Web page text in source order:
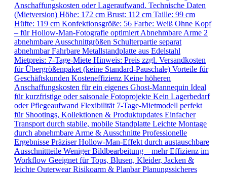
Anschaffungskosten oder Lageraufwand. Technische Daten
(Mietversion) Höhe: 172 cm Brust: 112 cm Taille: 99 cm
Hüfte: 119 cm Konfektionsgröße: 56 Farbe: Weiß Ohne Kopf
– für Hollow-Man-Fotografie optimiert Abnehmbare Arme 2
abnehmbare Ausschnittgrößen Schulterpartie separat
abnehmbar Fahrbare Metallstandplatte aus Edelstahl
Mietpreis: 7-Tage-Miete Hinweis: Preis zzgl. Versandkosten
für Übergrößenpaket (keine Standard-Pauschale) Vorteile für
Geschäftskunden Kosteneffizienz Keine höheren
Anschaffungskosten für ein eigenes Ghost-Mannequin Ideal
für kurzfristige oder saisonale Fotoprojekte Kein Lagerbedarf
oder Pflegeaufwand Flexibilität 7-Tage-Mietmodell perfekt
für Shootings, Kollektionen & Produktupdates Einfacher
Transport durch stabile, mobile Standplatte Leichte Montage
durch abnehmbare Arme & Ausschnitte Professionelle
Ergebnisse Präziser Hollow-Man-Effekt durch austauschbare
Ausschnittteile Weniger Bildbearbeitung – mehr Effizienz im
Workflow Geeignet für Tops, Blusen, Kleider, Jacken &
leichte Outerwear Risikoarm & Planbar Planungssicheres